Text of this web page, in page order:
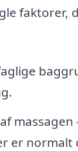
faktorer,
er normalt